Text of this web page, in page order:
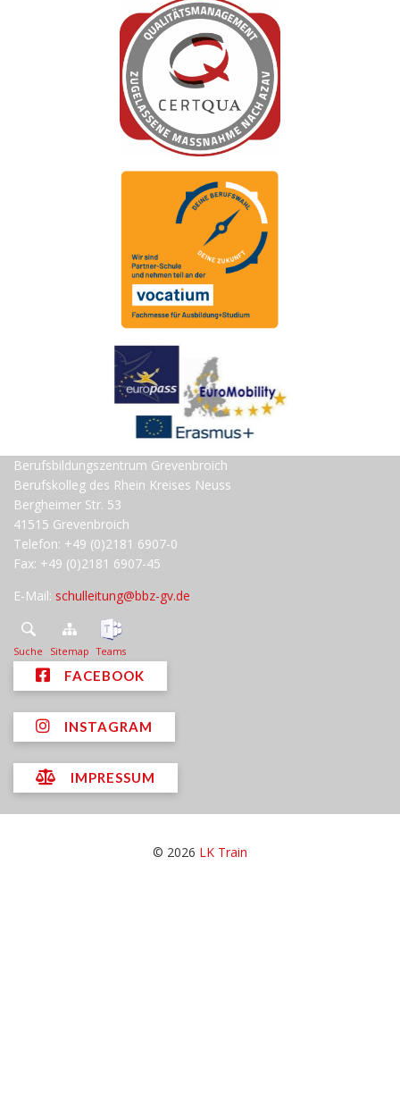
Berufsbildungszentrum Grevenbroich
Berufskolleg des Rhein Kreises Neuss
Bergheimer Str. 53
41515 Grevenbroich
Telefon: +49 (0)2181 6907-0
Fax: +49 (0)2181 6907-45
E-Mail: schulleitung@bbz-gv.de
Suche Sitemap Teams
FACEBOOK
INSTAGRAM
IMPRESSUM
© 2026 LK Train